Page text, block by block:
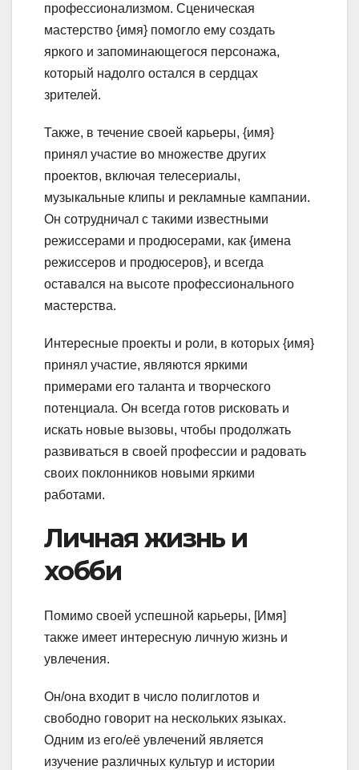
профессионализмом. Сценическая
мастерство {имя} помогло ему создать
яркого и запоминающегося персонажа,
который надолго остался в сердцах
зрителей.
Также, в течение своей карьеры, {имя}
принял участие во множестве других
проектов, включая телесериалы,
музыкальные клипы и рекламные кампании.
Он сотрудничал с такими известными
режиссерами и продюсерами, как {имена
режиссеров и продюсеров}, и всегда
оставался на высоте профессионального
мастерства.
Интересные проекты и роли, в которых {имя}
принял участие, являются яркими
примерами его таланта и творческого
потенциала. Он всегда готов рисковать и
искать новые вызовы, чтобы продолжать
развиваться в своей профессии и радовать
своих поклонников новыми яркими
работами.
Личная жизнь и
хобби
Помимо своей успешной карьеры, [Имя]
также имеет интересную личную жизнь и
увлечения.
Он/она входит в число полиглотов и
свободно говорит на нескольких языках.
Одним из его/её увлечений является
изучение различных культур и истории